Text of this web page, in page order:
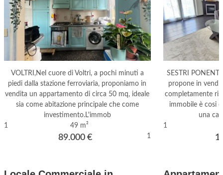
VOLTRI,Nel cuore di Voltri, a pochi minuti a
piedi dalla stazione ferroviaria, proponiamo in
vendita un appartamento di circa 50 mq, ideale
sia come abitazione principale che come
investimento.L'immob
1
49 m²
1
89.000 €
SESTRI
propone in
completamente
immobile è cosi
una
1